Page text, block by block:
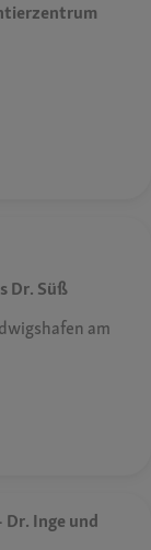
Dr. Süß
am
Inge und